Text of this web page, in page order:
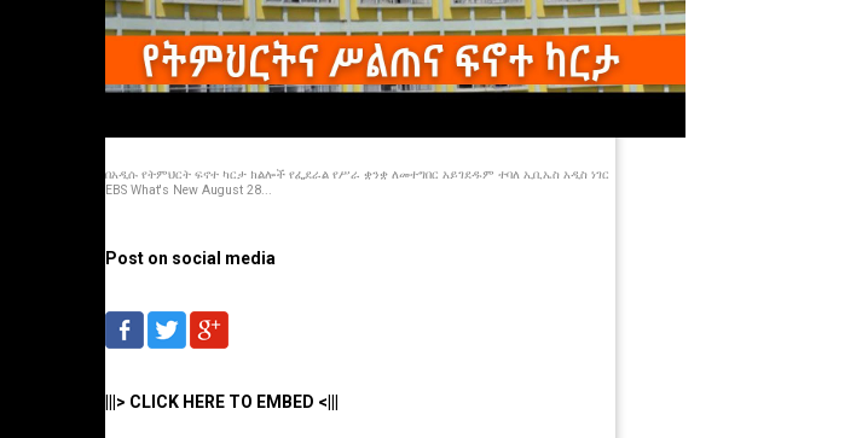
በአዲሱ የትምህርት ፍኖተ ካርታ ክልሎች የፌደራል የሥራ ቋንቋ ለመተግበር አይገደዱም ተባለ ኢቢኤስ አዲስ ነገር
EBS What's New August 28...
Post on social media
|||> CLICK HERE TO EMBED <|||